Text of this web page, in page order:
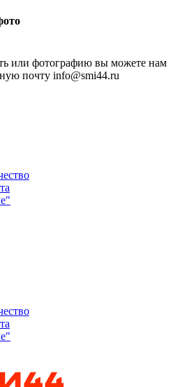
или фотографию вы можете нам
почту info@smi44.ru